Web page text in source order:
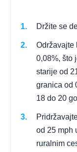
Držite se
Održavajte
0,08%, što
starije od
granica od
18 do 20
od 25 mph
ruralnim